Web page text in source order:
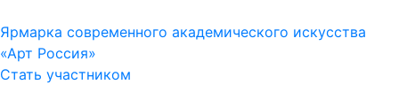
Ярмарка современного академического искусства
«Арт Россия»
Стать участником